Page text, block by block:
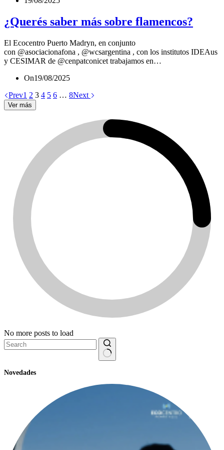
¿Querés saber más sobre flamencos?
El Ecocentro Puerto Madryn, en conjunto
con @asociacionafona , @wcsargentina , con los institutos IDEAus
y CESIMAR de @cenpatconicet trabajamos en…
On19/08/2025
Prev1 2 3 4 5 6 … 8Next
Ver más
No more posts to load
results
Novedades